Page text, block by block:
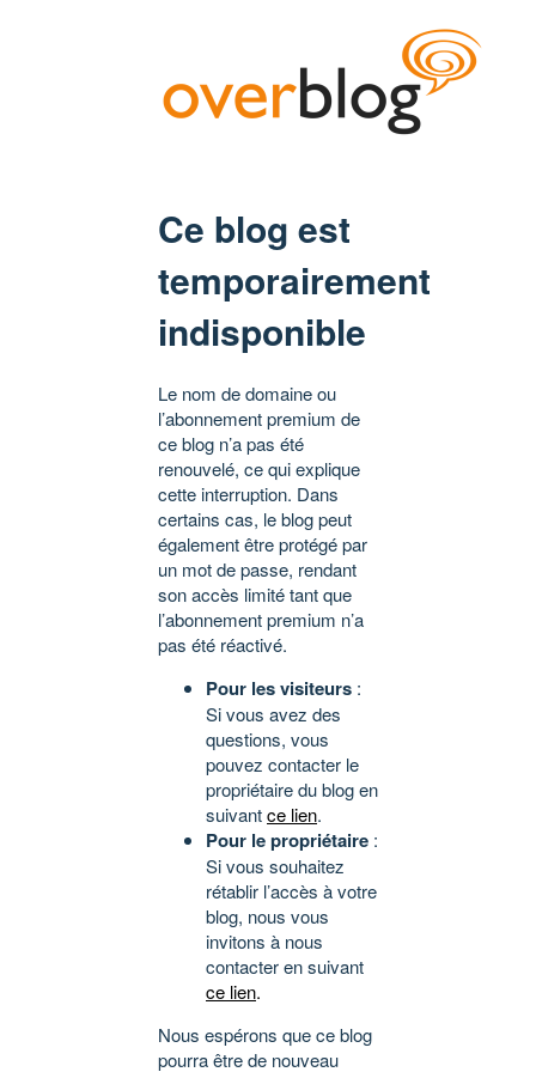
Ce blog est
temporairement
indisponible
Le nom de domaine ou
l’abonnement premium de
ce blog n’a pas été
renouvelé, ce qui explique
cette interruption. Dans
certains cas, le blog peut
également être protégé par
un mot de passe, rendant
son accès limité tant que
l’abonnement premium n’a
pas été réactivé.
Pour les visiteurs :
Si vous avez des
questions, vous
pouvez contacter le
propriétaire du blog en
suivantce lien.
Pour le propriétaire :
Si vous souhaitez
rétablir l’accès à votre
blog, nous vous
invitons à nous
contacter en suivant
ce lien.
Nous espérons que ce blog
pourra être de nouveau